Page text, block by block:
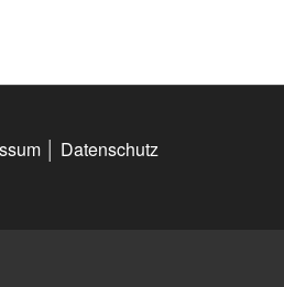
│ Datenschutz